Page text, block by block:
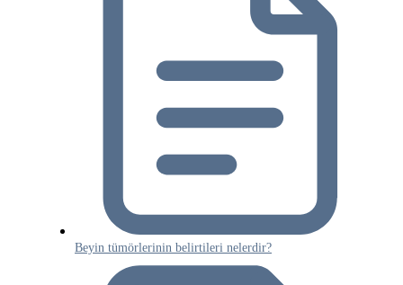
Beyin tümörlerinin belirtileri nelerdir?